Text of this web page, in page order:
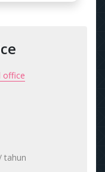
office
tahun